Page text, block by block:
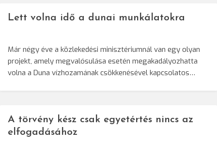
Lett volna idő a dunai munkálatokra
Már négy éve a közlekedési minisztériumnál van egy olyan
projekt, amely megvalósulása esetén megakadályozhatta
volna a Duna vízhozamának csökkenésével kapcsolatos…
A törvény kész csak egyetértés nincs az
elfogadásához